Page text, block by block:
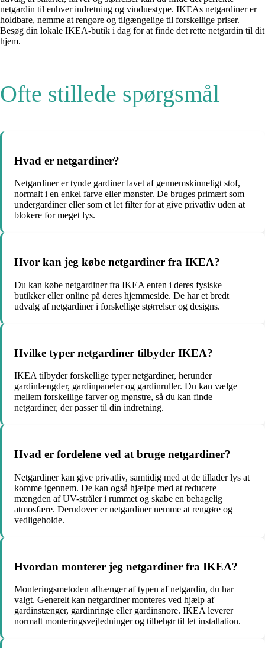
netgardin til enhver indretning og vinduestype. IKEAs netgardiner er
holdbare, nemme at rengøre og tilgængelige til forskellige priser.
Besøg din lokale IKEA-butik i dag for at finde det rette netgardin til dit
hjem.
Ofte stillede spørgsmål
Hvad er netgardiner?
Netgardiner er tynde gardiner lavet af gennemskinneligt stof,
normalt i en enkel farve eller mønster. De bruges primært som
undergardiner eller som et let filter for at give privatliv uden at
blokere for meget lys.
Hvor kan jeg købe netgardiner fra IKEA?
Du kan købe netgardiner fra IKEA enten i deres fysiske
butikker eller online på deres hjemmeside. De har et bredt
udvalg af netgardiner i forskellige størrelser og designs.
Hvilke typer netgardiner tilbyder IKEA?
IKEA tilbyder forskellige typer netgardiner, herunder
gardinlængder, gardinpaneler og gardinruller. Du kan vælge
mellem forskellige farver og mønstre, så du kan finde
netgardiner, der passer til din indretning.
Hvad er fordelene ved at bruge netgardiner?
Netgardiner kan give privatliv, samtidig med at de tillader lys at
komme igennem. De kan også hjælpe med at reducere
mængden af ​​UV-stråler i rummet og skabe en behagelig
atmosfære. Derudover er netgardiner nemme at rengøre og
vedligeholde.
Hvordan monterer jeg netgardiner fra IKEA?
Monteringsmetoden afhænger af typen af ​​netgardin, du har
valgt. Generelt kan netgardiner monteres ved hjælp af
gardinstænger, gardinringe eller gardinsnore. IKEA leverer
normalt monteringsvejledninger og tilbehør til let installation.